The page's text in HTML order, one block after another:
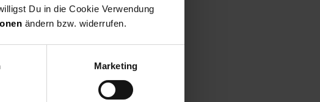
Du in die Cookie Verwendung
ändern bzw. widerrufen.
Marketing